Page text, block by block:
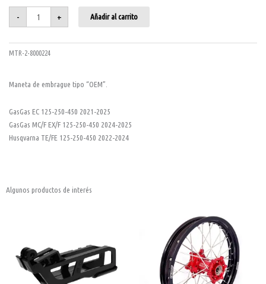
-
EC/MC
Huqsvarna
TE/FE
(Braktec)
+ Añadir al carrito
MTR-2-8000224
Maneta de embrague tipo “OEM”.
GasGas EC 125-250-450 2021-2025
GasGas MC/F EX/F 125-250-450 2024-2025
Husqvarna TE/FE 125-250-450 2022-2024
Algunos productos de interés
450
23-
25
YZF
producto
tiene
múltiples
variantes.
Las